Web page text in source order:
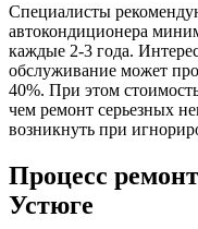
Специалисты
автокондиционера
каждые 2-3 года.
обслуживание может
40%. При этом
чем ремонт серьезных
возникнуть при
Процесс
Устюге